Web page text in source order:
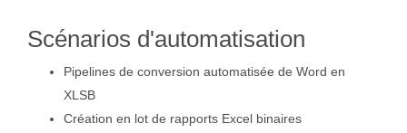
Scénarios d'automatisation
Pipelines de conversion automatisée de Word en
XLSB
Création en lot de rapports Excel binaires